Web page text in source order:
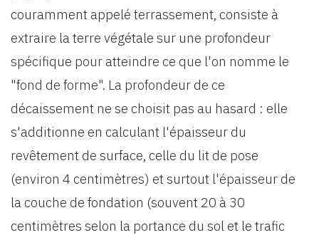
couramment appelé terrassement, consiste à
extraire la terre végétale sur une profondeur
spécifique pour atteindre ce que l'on nomme le
"fond de forme". La profondeur de ce
décaissement ne se choisit pas au hasard : elle
s'additionne en calculant l'épaisseur du
revêtement de surface, celle du lit de pose
(environ 4 centimètres) et surtout l'épaisseur de
la couche de fondation (souvent 20 à 30
centimètres selon la portance du sol et le trafic